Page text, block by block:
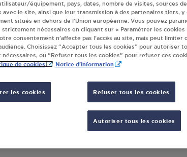
ESSO ALLONZIER LA CAILLE
LATARD
DE GENEVE
ALLONZIER LA CAILLE
équipement, pays, dates, nombre de visites, sources
avec le site, ainsi que leur transmission à des partenaires tiers, y
situés en dehors de l’Union européenne. Vous pouvez
strictement nécessaires en cliquant sur « Paramétrer les cookies
consentement n’affecte pas l’accès au site, mais peut limiter
Choisissez “Accepter tous les cookies” pour autoriser
ou “Refuser tous les cookies” pour refuser ces
de cookies Notice d'information
les cookies Refuser tous les cookies
Autoriser tous les cookies